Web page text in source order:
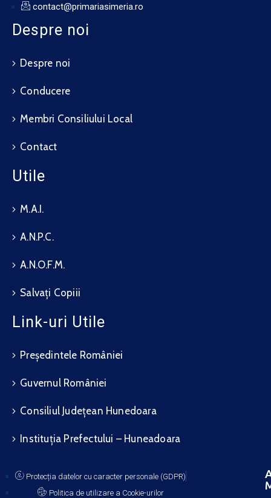
contact@primariasimeria.ro
Despre noi
Despre noi
Conducere
Membri Consiliului Local
Contact
Utile
M.A.I.
A.N.P.C.
A.N.O.F.M.
Salvați Copiii
Link-uri Utile
Președintele României
Guvernul României
Consiliul Județean Hunedoara
Instituția Prefectului – Huneadoara
Protecția datelor cu caracter personale (GDPR)
Politica de utilizare a Cookie-urilor